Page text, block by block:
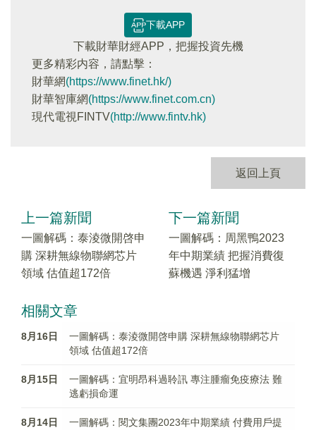
下載APP
下載財華財經APP，把握投資先機
更多精彩内容，請點擊：
財華網(https://www.finet.hk/)
財華智庫網(https://www.finet.com.cn)
現代電視FINTV(http://www.fintv.hk)
返回上頁
上一篇新聞
一圖解碼：泰淩微開啓申
購 深耕無線物聯網芯片
領域 估值超172倍
下一篇新聞
一圖解碼：周黑鴨2023
年中期業績 把握消費復
蘇機遇 淨利猛增
相關文章
8月16日
一圖解碼：泰淩微開啓申購 深耕無線物聯網芯片
領域 估值超172倍
8月15日
一圖解碼：宜明昂科過聆訊 專注腫瘤免疫療法 難
逃虧損命運
8月14日
一圖解碼：閱文集團2023年中期業績 付費用戶提